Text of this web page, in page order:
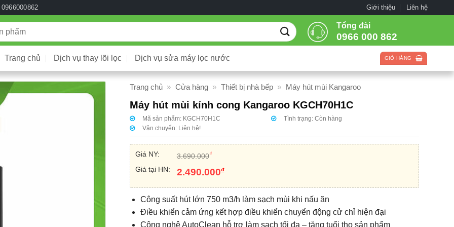
0966000862 Giới thiệu Liên hệ
Tổng đài
0966 000 862
Trang chủ Dịch vụ thay lõi lọc Dịch vụ sửa máy lọc nước GIỎ HÀNG
Trang chủ » Cửa hàng » Thiết bị nhà bếp » Máy hút mùi Kangaroo
Máy hút mùi kính cong Kangaroo KGCH70H1C
Mã sản phẩm: KGCH70H1C Tình trạng: Còn hàng
Vận chuyển: Liên hệ!
Giá NY: 3.690.000₫
Giá tại HN: 2.490.000₫
Công suất hút lớn 750 m3/h làm sạch mùi khi nấu ăn
Điều khiển cảm ứng kết hợp điều khiển chuyển động cử chỉ hiện đại
Công nghệ AutoClean hỗ trợ làm sạch tối đa – tăng tuổi thọ sản phẩm